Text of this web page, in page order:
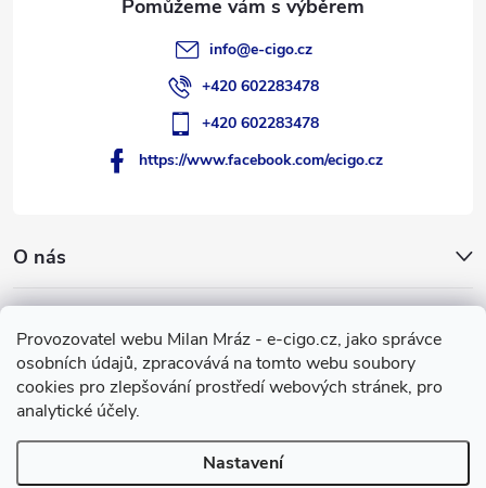
Provozovatel webu Milan Mráz - e-cigo.cz, jako správce
osobních údajů, zpracovává na tomto webu soubory
cookies pro zlepšování prostředí webových stránek, pro
analytické účely.
Nastavení
O nás
Facebook
info@e-cigo.cz
+420 602283478
+420 602283478
https://www.facebook.com/ecigo.cz
Copyright 2007-2026e-cigo.cz. Všechna práva vyhrazena.